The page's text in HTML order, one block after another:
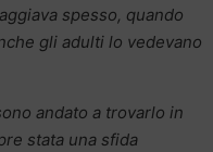
spesso, quando
gli adulti lo vedevano
andato a trovarlo in
stata una sfida